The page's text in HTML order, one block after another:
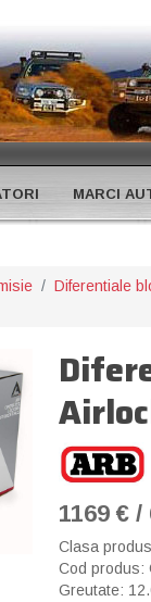
MARCI
Diferentiale
1169 € /
Clasa
Cod produs:
Greutate: